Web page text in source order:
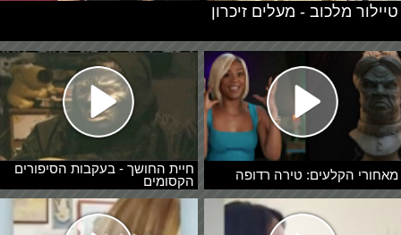
מאחורי הקלעים: טירה רדופה
חיית החושך - בעקבות הסיפורים
הקסומים
טיילור מלכוב - מעלים זיכרון